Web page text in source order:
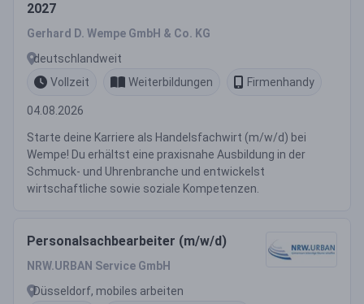
2027
Gerhard D. Wempe GmbH & Co. KG
deutschlandweit
Vollzeit
Weiterbildungen Firmenhandy
04.08.2026
Starte deine Karriere als Handelsfachwirt (m/w/d) bei
Wempe! Du erhältst eine praxisnahe Ausbildung in der
Schmuck- und Uhrenbranche und entwickelst
wirtschaftliche sowie soziale Kompetenzen.
Personalsachbearbeiter (m/w/d)
NRW.URBAN Service GmbH
Düsseldorf, mobiles arbeiten